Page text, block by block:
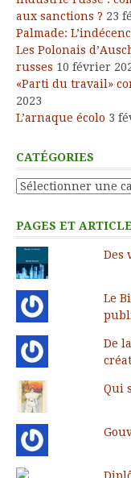
aux sanctions ? 23
Palmade:
Les Polonais
russes 10 février
«Parti du travail»
2023
L’arnaque écolo 3
CATÉGORIES
Catégories
PAGES ET
Des
Le
De
Qui